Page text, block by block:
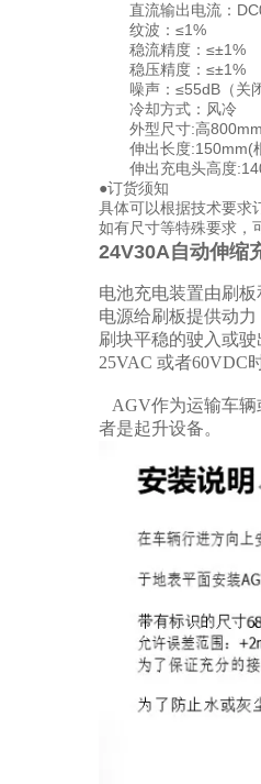
直流输出电流：
纹波：≤1%
稳流精度：≤±1%
稳压精度：≤±1%
噪声：≤55dB（关
冷却方式：风冷
外型尺寸:高
伸出长度:150mm(
伸出充电头高度
●订货须知
具体可以根据技术要求
如有尺寸等特殊要求，
24V30A自动伸缩
电池充电装置由刷
电源给刷板提供动
刷块平稳的驶入或
25VAC 或者60VDC
AGV作为运输车辆
者是起升设备。